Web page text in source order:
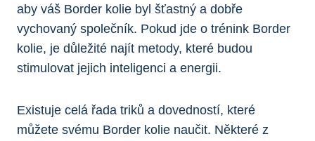
aby váš Border kolie byl šťastný a dobře
vychovaný společník. Pokud jde o trénink Border
kolie, je důležité najít metody, které budou
stimulovat jejich inteligenci a energii.
Existuje celá řada triků a dovedností, které
můžete svému Border kolie naučit. Některé z